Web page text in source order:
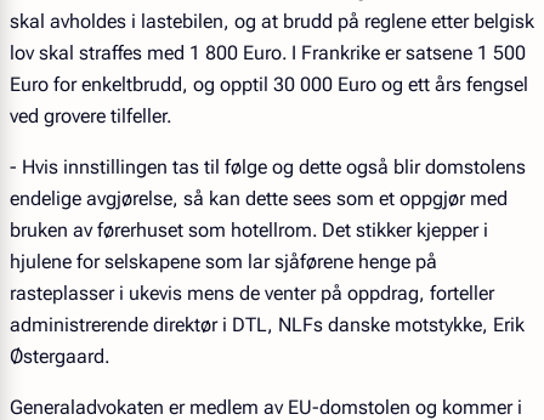
skal avholdes i lastebilen, og at brudd på reglene etter belgisk
lov skal straffes med 1 800 Euro. I Frankrike er satsene 1 500
Euro for enkeltbrudd, og opptil 30 000 Euro og ett års fengsel
ved grovere tilfeller.
- Hvis innstillingen tas til følge og dette også blir domstolens
endelige avgjørelse, så kan dette sees som et oppgjør med
bruken av førerhuset som hotellrom. Det stikker kjepper i
hjulene for selskapene som lar sjåførene henge på
rasteplasser i ukevis mens de venter på oppdrag, forteller
administrerende direktør i DTL, NLFs danske motstykke, Erik
Østergaard.
Generaladvokaten er medlem av EU-domstolen og kommer i